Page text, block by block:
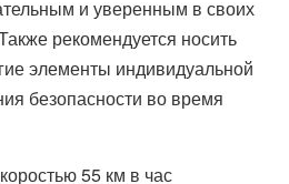
и уверенным в своих
рекомендуется носить
элементы индивидуальной
безопасности во время
55 км в час